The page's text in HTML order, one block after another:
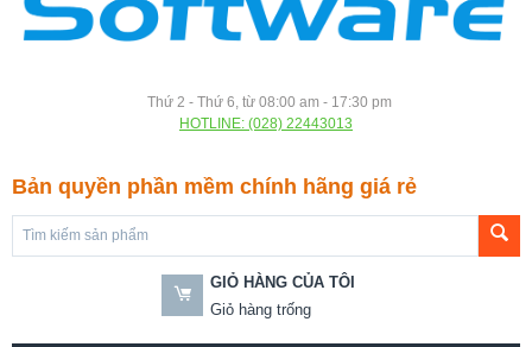
Thứ 2 - Thứ 6, từ 08:00 am - 17:30 pm
HOTLINE: (028) 22443013
Bản quyền phần mềm chính hãng giá rẻ
GIỎ HÀNG CỦA TÔI
Giỏ hàng trống